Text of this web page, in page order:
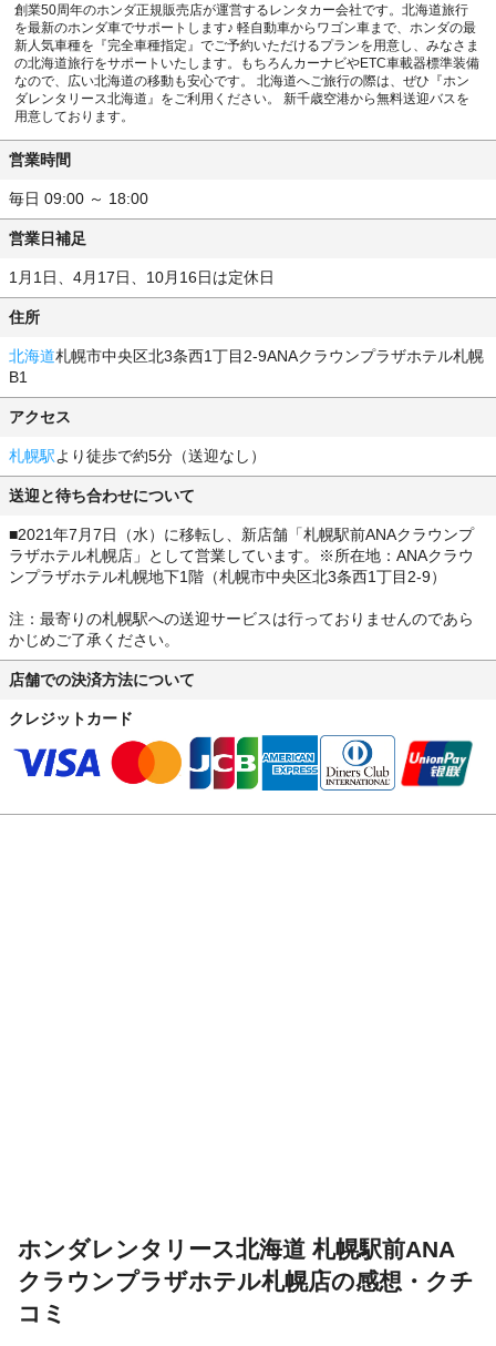
創業50周年のホンダ正規販売店が運営するレンタカー会社です。北海道旅行
を最新のホンダ車でサポートします♪ 軽自動車からワゴン車まで、ホンダの最
新人気車種を『完全車種指定』でご予約いただけるプランを用意し、みなさま
の北海道旅行をサポートいたします。もちろんカーナビやETC車載器標準装備
なので、広い北海道の移動も安心です。 北海道へご旅行の際は、ぜひ『ホン
ダレンタリース北海道』をご利用ください。 新千歳空港から無料送迎バスを
用意しております。
営業時間
毎日 09:00 ～ 18:00
営業日補足
1月1日、4月17日、10月16日は定休日
住所
北海道札幌市中央区北3条西1丁目2-9ANAクラウンプラザホテル札幌
B1
アクセス
札幌駅より徒歩で約5分（送迎なし）
送迎と待ち合わせについて
■2021年7月7日（水）に移転し、新店舗「札幌駅前ANAクラウンプ
ラザホテル札幌店」として営業しています。※所在地：ANAクラウ
ンプラザホテル札幌地下1階（札幌市中央区北3条西1丁目2-9）
注：最寄りの札幌駅への送迎サービスは行っておりませんのであら
かじめご了承ください。
店舗での決済方法について
クレジットカード
ホンダレンタリース北海道 札幌駅前ANA
クラウンプラザホテル札幌店の感想・クチ
コミ